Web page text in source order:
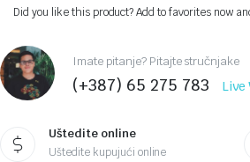
Dvopojasni
Range
quantity
Did you like this product? Add to favorites now
Imate pitanje? Pitajte stručnjake
(+387) 65 275 783 Live
Uštedite online
Uštedite kupujući online